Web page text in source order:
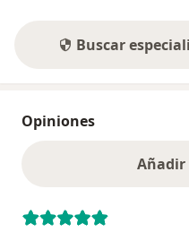
Buscar
Opiniones